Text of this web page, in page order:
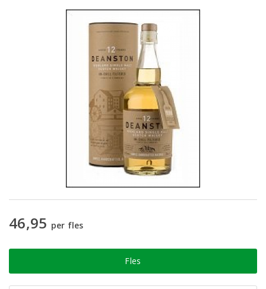
46,95 per fles
Fles